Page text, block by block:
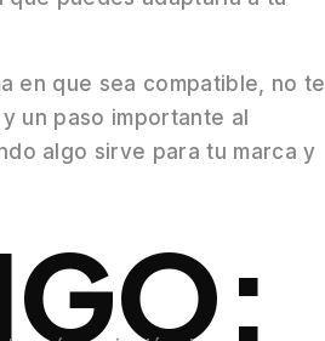
en que sea compatible, no te
un paso importante al
algo sirve para tu marca y